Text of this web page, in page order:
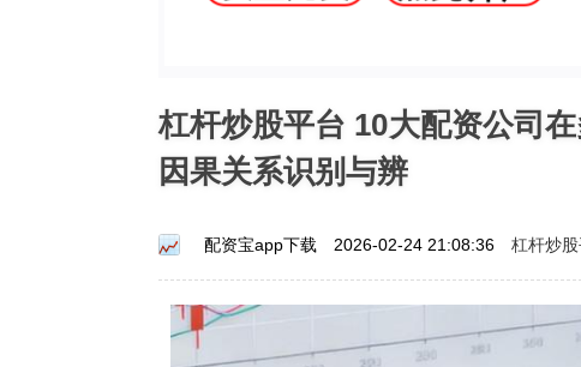
杠杆炒股平台 10大配资公司
因果关系识别与辨
配资宝app下载 2026-02-24 21:08:36 杠杆炒